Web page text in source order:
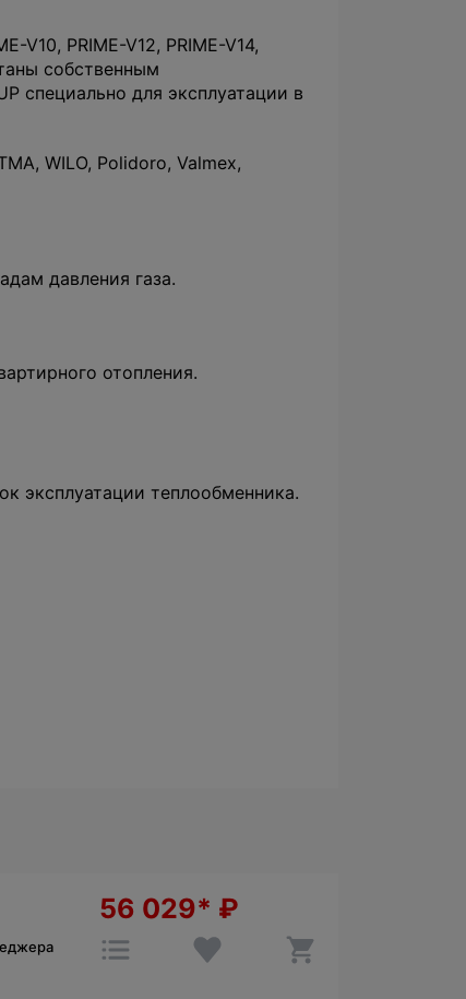
PRIME-V12, PRIME-V14,
собственным
специально для эксплуатации в
WILO, Polidoro, Valmex,
давления газа.
отопления.
эксплуатации теплообменника.
56 029* ₽